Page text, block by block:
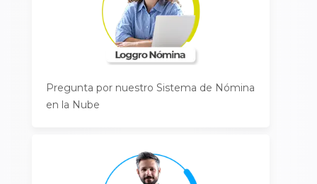
Pregunta por nuestro Sistema de Nómina
en la Nube